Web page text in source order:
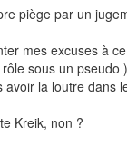
piège par un
mes excuses à
sous un pseudo
la loutre dans
Kreik, non ?